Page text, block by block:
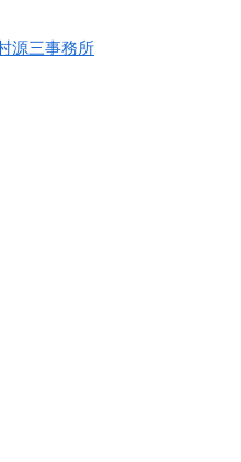
源三事務所